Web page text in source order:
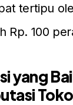
tertipu
Rp. 100
yang